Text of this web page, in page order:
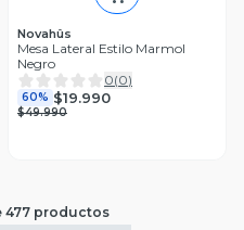
Novahûs
Mesa Lateral Estilo Marmol
Negro
0(0)
60% $19.990
$49.990
477 productos